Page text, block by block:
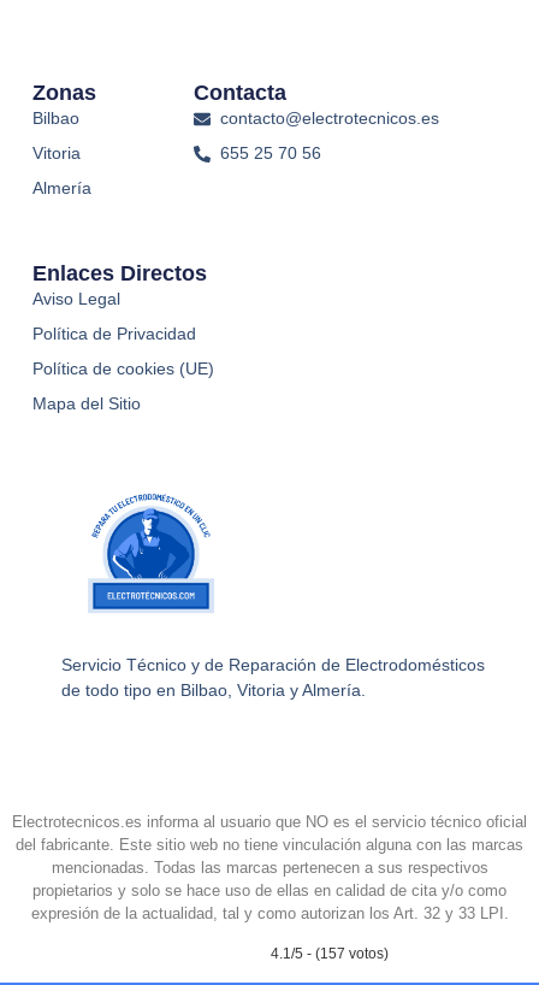
Servicio Técnico y de Reparación de Electrodomésticos
de todo tipo en Bilbao, Vitoria y Almería.
Zonas
Bilbao
Vitoria
Almería
Contacta
contacto@electrotecnicos.es
655 25 70 56
Enlaces Directos
Aviso Legal
Política de Privacidad
Política de cookies (UE)
Mapa del Sitio
Electrotecnicos.es informa al usuario que NO es el servicio técnico oficial
del fabricante. Este sitio web no tiene vinculación alguna con las marcas
mencionadas. Todas las marcas pertenecen a sus respectivos
propietarios y solo se hace uso de ellas en calidad de cita y/o como
expresión de la actualidad, tal y como autorizan los Art. 32 y 33 LPI.
4.1/5 - (157 votos)